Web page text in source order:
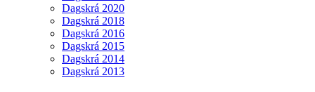
Dagskrá 2020
Dagskrá 2018
Dagskrá 2016
Dagskrá 2015
Dagskrá 2014
Dagskrá 2013